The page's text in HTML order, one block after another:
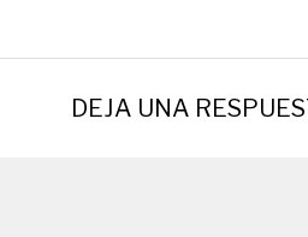
DEJA UNA